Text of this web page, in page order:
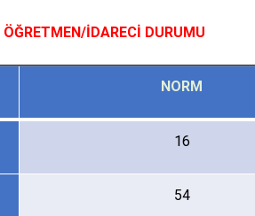
ÖĞRETMEN/İDARECİ DURUMU
NORM
16
54